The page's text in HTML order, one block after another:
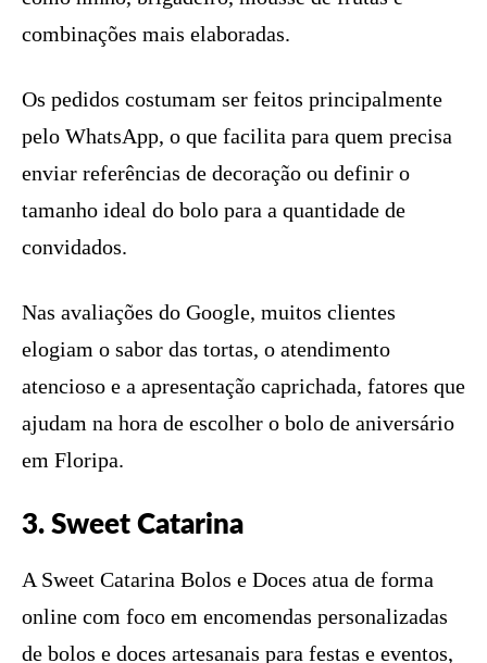
combinações mais elaboradas.
Os pedidos costumam ser feitos principalmente
pelo WhatsApp, o que facilita para quem precisa
enviar referências de decoração ou definir o
tamanho ideal do bolo para a quantidade de
convidados.
Nas avaliações do Google, muitos clientes
elogiam o sabor das tortas, o atendimento
atencioso e a apresentação caprichada, fatores que
ajudam na hora de escolher o bolo de aniversário
em Floripa.
3. Sweet Catarina
A Sweet Catarina Bolos e Doces atua de forma
online com foco em encomendas personalizadas
de bolos e doces artesanais para festas e eventos,